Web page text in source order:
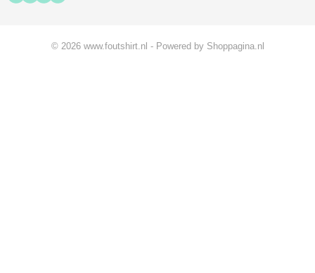
© 2026 www.foutshirt.nl - Powered by Shoppagina.nl